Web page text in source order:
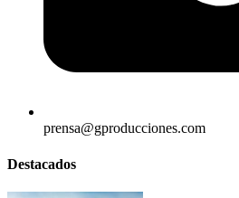
prensa@gproducciones.com
Destacados